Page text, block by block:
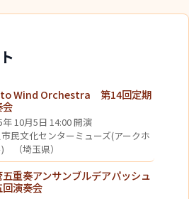
Wind Orchestra 第14回定期
会
年 10月5日 14:00 開演
民文化センターミューズ(アークホ
（埼玉県）
重奏アンサンブルデアパッシュ
回演奏会